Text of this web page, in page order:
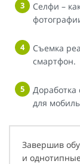
Селфи –
Съемка
смартфон.
Доработка
для
Завершив
и